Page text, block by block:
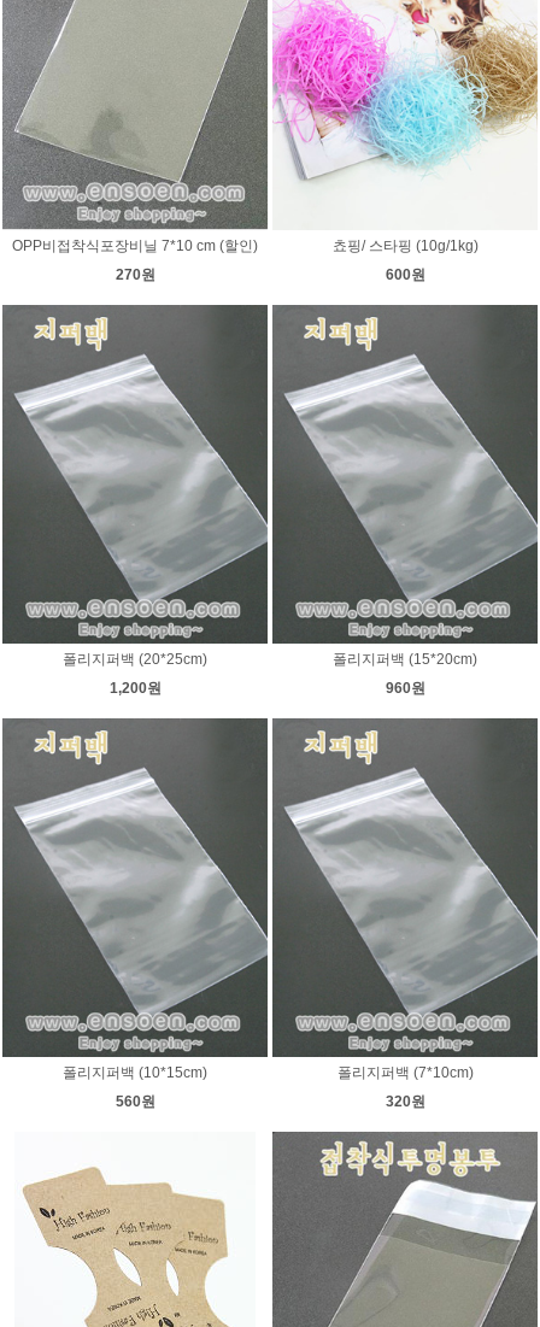
OPP비접착식포장비닐 7*10 cm (할인)
270원
쵸핑/ 스타핑 (10g/1kg)
600원
폴리지퍼백 (20*25cm)
1,200원
폴리지퍼백 (15*20cm)
960원
폴리지퍼백 (10*15cm)
560원
폴리지퍼백 (7*10cm)
320원